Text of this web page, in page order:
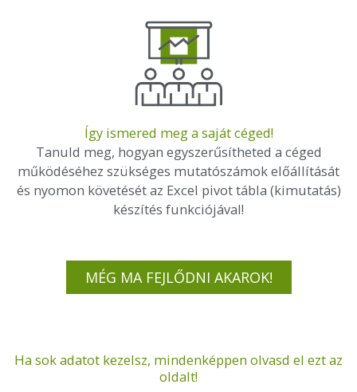
Így ismered meg a saját céged!
Tanuld meg, hogyan egyszerűsítheted a céged
működéséhez szükséges mutatószámok előállítását
és nyomon követését az Excel pivot tábla (kimutatás)
készítés funkciójával!
MÉG MA FEJLŐDNI AKAROK!
Ha sok adatot kezelsz, mindenképpen olvasd el ezt az
oldalt!